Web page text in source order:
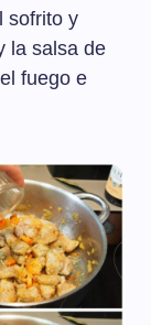
sofrito y
la salsa de
fuego e